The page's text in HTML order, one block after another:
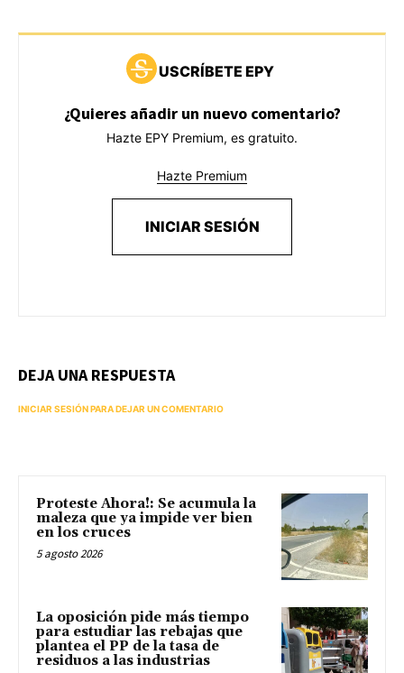
USCRÍBETE EPY
¿Quieres añadir un nuevo comentario?
Hazte EPY Premium, es gratuito.
Hazte Premium
INICIAR SESIÓN
DEJA UNA RESPUESTA
INICIAR SESIÓN PARA DEJAR UN COMENTARIO
Proteste Ahora!: Se acumula la
maleza que ya impide ver bien
en los cruces
5 agosto 2026
La oposición pide más tiempo
para estudiar las rebajas que
plantea el PP de la tasa de
residuos a las industrias